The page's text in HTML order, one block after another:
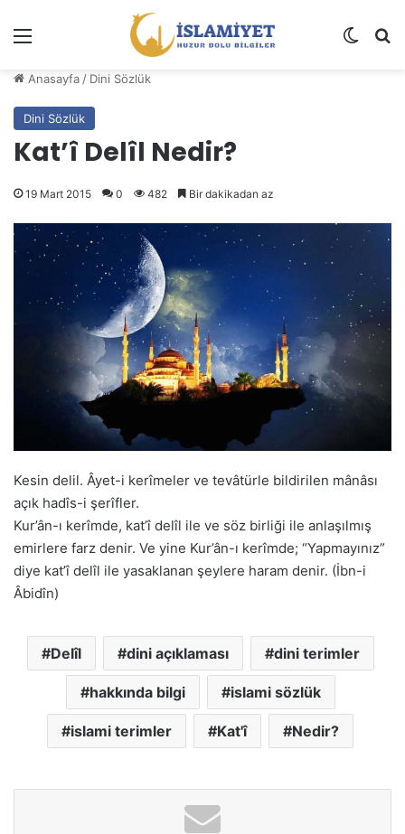
Dış
Anasayfa / Dini Sözlük
Dini Sözlük
Kat’î Delîl Nedir?
19 Mart 2015 0 482 Bir dakikadan az
Kesin delil. Âyet-i kerîmeler ve tevâtürle bildirilen mânâsı
açık hadîs-i şerîfler.
Kur’ân-ı kerîmde, kat’î delîl ile ve söz birliği ile anlaşılmış
emirlere farz denir. Ve yine Kur’ân-ı kerîmde; “Yapmayınız”
diye kat’î delîl ile yasaklanan şeylere haram denir. (İbn-i
Âbidîn)
Delîl dini açıklaması dini terimler
hakkında bilgi islami sözlük
islami terimler Kat'î Nedir?